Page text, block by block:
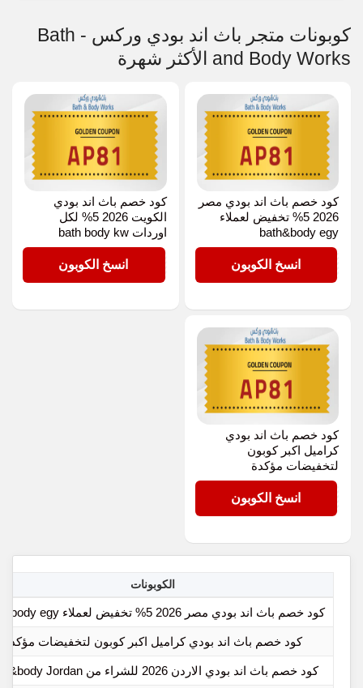
كوبونات متجر باث اند بودي وركس - Bath
and Body Works الأكثر شهرة
كود خصم باث اند بودي مصر
2026 5% تخفيض لعملاء
bath&body egy
AP81انسخ الكوبون
كود خصم باث اند بودي
الكويت 2026 5% لكل
اوردات bath body kw
AP81انسخ الكوبون
كود خصم باث اند بودي
كراميل اكبر كوبون
لتخفيضات مؤكدة
AP81انسخ الكوبون
الكوبونات
كود خصم باث اند بودي مصر 2026 5% تخفيض لعملاء bath&body egy
كود خصم باث اند بودي كراميل اكبر كوبون لتخفيضات مؤكدة
كود خصم باث اند بودي الاردن 2026 للشراء من bath&body Jordan